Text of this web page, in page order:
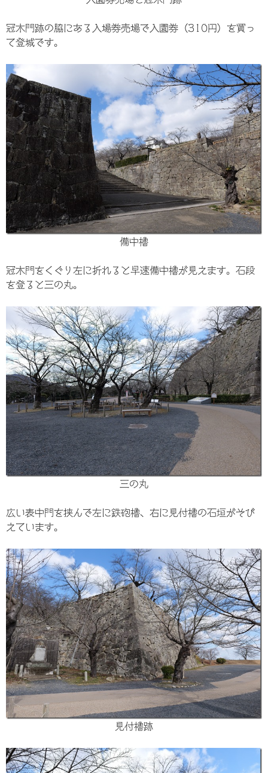
冠木門跡の脇にある入場券売場で入園券（310円）を買っ
て登城です。
備中櫓
冠木門をくぐり左に折れると早速備中櫓が見えます。石段
を登ると三の丸。
三の丸
広い表中門を挟んで左に鉄砲櫓、右に見付櫓の石垣がそび
えています。
見付櫓跡